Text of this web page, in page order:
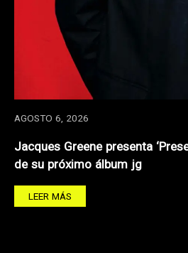
AGOSTO 6, 2026
Jacques Greene presenta
de su próximo álbum jg
LEER MÁS